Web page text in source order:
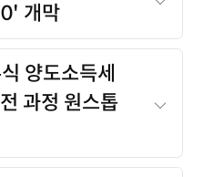
개막
양도소득세
과정 원스톱